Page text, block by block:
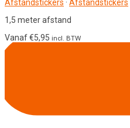
Afstandstickers · Afstandstickers
1,5 meter afstand
Vanaf€5,95 incl. BTW